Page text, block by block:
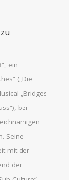
ein
(„Die
„Bridges
bei
Seine
mit der
der